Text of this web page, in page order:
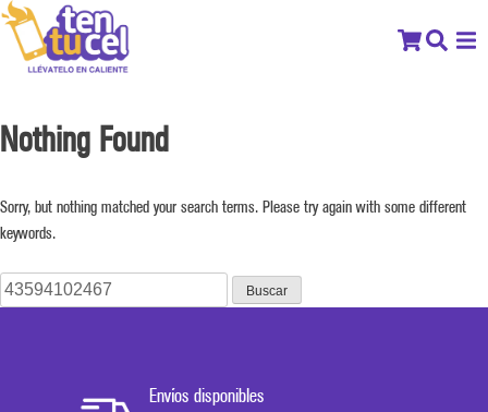
Nothing Found
Sorry, but nothing matched your search terms. Please try again with some different
keywords.
Buscar:
Envíos disponibles